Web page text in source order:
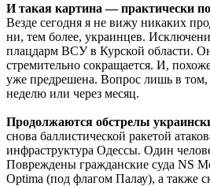
И такая картина — практически
Везде сегодня я не вижу никаких
ни, тем более, украинцев.
плацдарм ВСУ в Курской области.
стремительно сокращается. И,
уже предрешена. Вопрос лишь в том,
неделю или через месяц.
Продолжаются обстрелы
снова баллистической ракетой
инфраструктура Одессы. Один
Повреждены гражданские суда NS
Optima (под флагом Палау), а также